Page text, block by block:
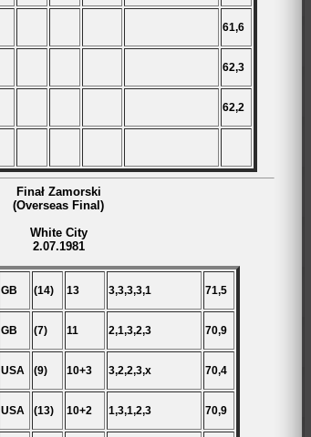
61,6
62,3
62,2
Finał Zamorski
(Overseas Final)
White City
2.07.1981
GB (14) 13 3,3,3,3,1 71,5
GB (7) 11 2,1,3,2,3 70,9
USA (9) 10+3 3,2,2,3,x 70,4
USA (13) 10+2 1,3,1,2,3 70,9